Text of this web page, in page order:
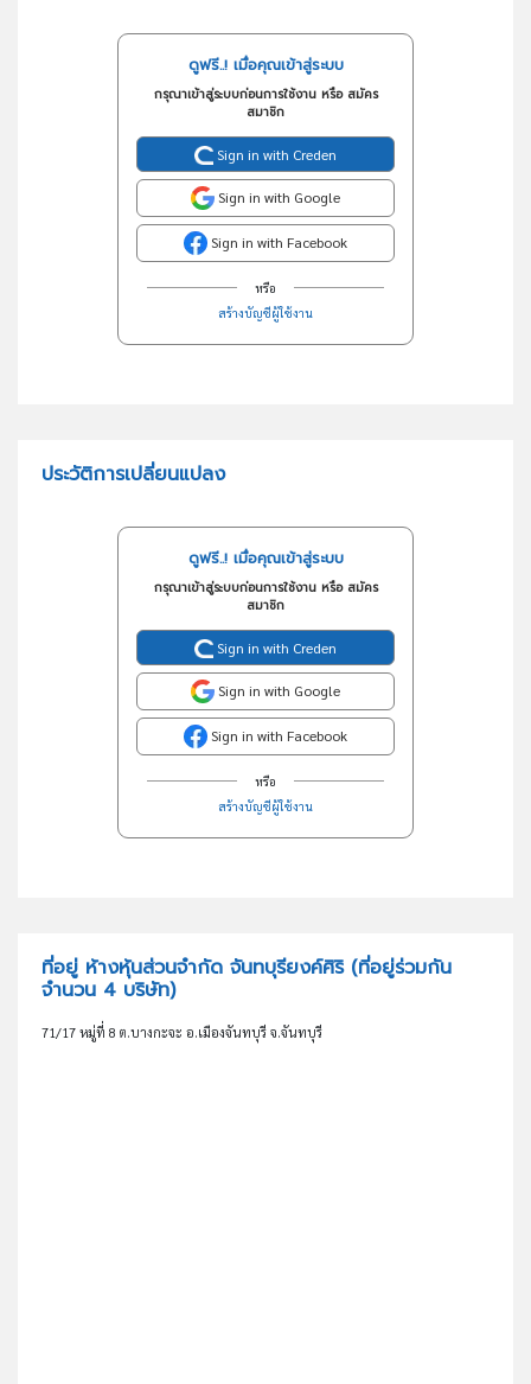
ดูฟรี..! เมื่อคุณเข้าสู่ระบบ
กรุณาเข้าสู่ระบบก่อนการใช้งาน หรือ สมัคร
สมาชิก
Sign in with Creden
Sign in with Google
Sign in with Facebook
หรือ
สร้างบัญชีผู้ใช้งาน
ประวัติการเปลี่ยนแปลง
ดูฟรี..! เมื่อคุณเข้าสู่ระบบ
กรุณาเข้าสู่ระบบก่อนการใช้งาน หรือ สมัคร
สมาชิก
Sign in with Creden
Sign in with Google
Sign in with Facebook
หรือ
สร้างบัญชีผู้ใช้งาน
ที่อยู่ ห้างหุ้นส่วนจำกัด จันทบุรียงค์ศิริ (ที่อยู่ร่วมกัน
จำนวน 4 บริษัท)
71/17 หมู่ที่ 8 ต.บางกะจะ อ.เมืองจันทบุรี จ.จันทบุรี